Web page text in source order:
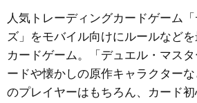
人気トレーディングカードゲーム
ズ」をモバイル向けにルールなど
カードゲーム。「デュエル・マス
ードや懐かしの原作キャラクター
のプレイヤーはもちろん、カード